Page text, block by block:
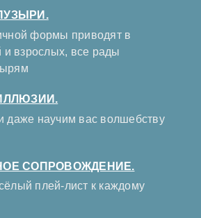
формы приводят в
и взрослых, все рады
даже научим вас волшебству
СОПРОВОЖДЕНИЕ.
плей-лист к каждому